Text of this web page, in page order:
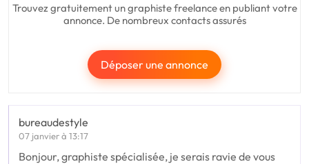
Trouvez gratuitement un graphiste freelance en publiant votre
annonce. De nombreux contacts assurés
Déposer une annonce
bureaudestyle
07 janvier à 13:17
Bonjour, graphiste spécialisée, je serais ravie de vous